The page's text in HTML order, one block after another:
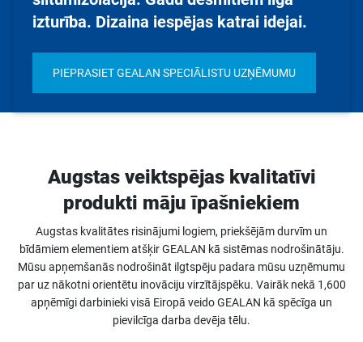
izturība. Dizaina iespējas katrai idejai.
PIEPRASIET GEALAN SPECIĀLISTU UZŅĒMUMU
Augstas veiktspējas kvalitatīvi
produkti māju īpašniekiem
Augstas kvalitātes risinājumi logiem, priekšējām durvīm un
bīdāmiem elementiem atšķir GEALAN kā sistēmas nodrošinātāju.
Mūsu apņemšanās nodrošināt ilgtspēju padara mūsu uzņēmumu
par uz nākotni orientētu inovāciju virzītājspēku. Vairāk nekā 1,600
apņēmīgi darbinieki visā Eiropā veido GEALAN kā spēcīga un
pievilcīga darba devēja tēlu.